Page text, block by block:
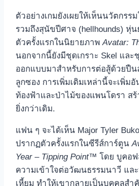
ตัวอย่างเกมยังเผยให้เห็นนวัตกรร
รวมถึงสุนัขปีศาจ (hellhounds) หุ่
ตัวครั้งแรกในนิยายภาพAvatar:
นอกจากนี้ยังมีชุดเกราะ Skel และ
ออกแบบมาสำหรับการต่อสู้ด้วยปืน
ลูกซอง การเพิ่มเติมเหล่านี้จะเพิ่ม
ท้องฟ้าและป่าไม้ของแพนโดรา สร้
ยิ่งกว่าเดิม.
แฟน ๆ จะได้เห็น Major Tyler
ปรากฏตัวครั้งแรกในซีรีส์การ์ตูน
Year – Tipping Point™ โดย บูคอ
ความเข้าใจต่อวัฒนธรรมนาวี แล
เหี้ยม ทำให้เขากลายเป็นบุคคลส